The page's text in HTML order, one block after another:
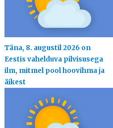
Täna, 8. augustil 2026 on
Eestis vahelduva pilvisusega
ilm, mitmel pool hoovihma ja
äikest